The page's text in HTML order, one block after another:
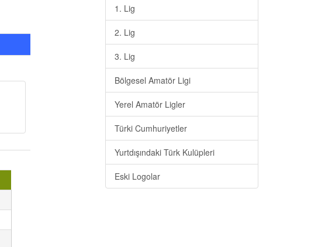
1. Lig
2. Lig
3. Lig
Bölgesel Amatör Ligi
Yerel Amatör Ligler
Türki Cumhuriyetler
Yurtdışındaki Türk Kulüpleri
Eski Logolar